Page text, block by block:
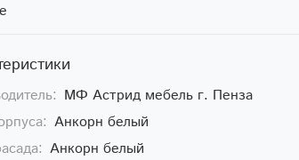
МФ Астрид мебель г. Пенза
Анкорн белый
Анкорн белый